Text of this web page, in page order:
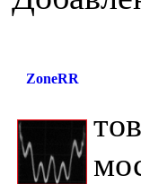
ZoneRR